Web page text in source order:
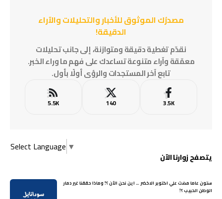
مصدرُك الموثوق للأخبار والتحليلات والآراء
الدقيقة!
نقدّم تغطية دقيقة ومتوازنة، إلى جانب تحليلات
معمّقة وآراء متنوعة تساعدك على فهم ما وراء الخبر.
تابع آخر المستجدات والرؤى أولًا بأول.
3.5K
140
5.5K
Select Language ▼
يتصفح زوارنا الآن
ستون عاما مضت علي اكتوبر الاخضر … اين نحن الآن ؟! وماذا حققنا غير دمار
الوطن الحبيب ؟!